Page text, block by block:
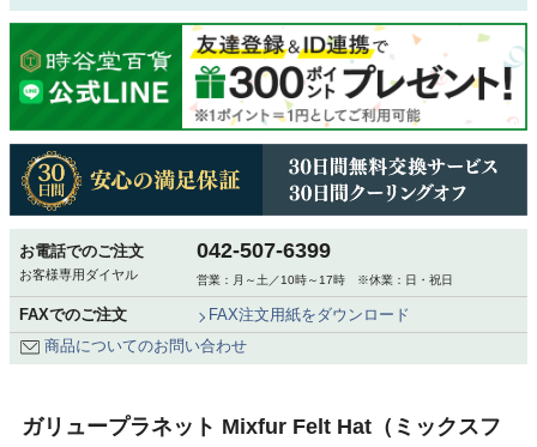
お電話でのご注文
お客様専用ダイヤル
042-507-6399
営業：月～土／10時～17時 ※休業：日・祝日
FAXでのご注文
FAX注文用紙をダウンロード
商品についてのお問い合わせ
ガリュープラネット Mixfur Felt Hat（ミックスフ